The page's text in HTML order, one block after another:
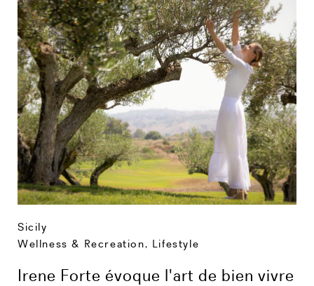
Sicily
Wellness & Recreation, Lifestyle
Irene Forte évoque l'art de bien vivre